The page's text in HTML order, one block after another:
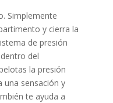
Simplemente
y cierra la
de presión
del
la presión
una sensación y
te ayuda a